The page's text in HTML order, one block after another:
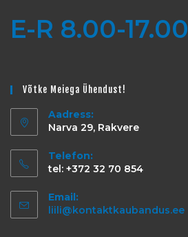
E-R 8.00-17.00
Võtke Meiega Ühendust!
Aadress:
Narva 29, Rakvere
Telefon:
tel: +372 32 70 854
Email:
liili@kontaktkaubandus.ee